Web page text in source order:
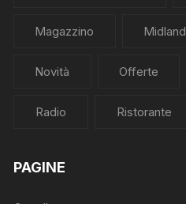
Magazzino Midland
Novità Offerte
Radio Ristorante
PAGINE